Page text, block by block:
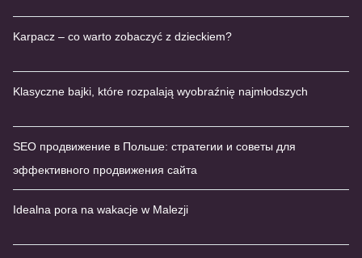
Karpacz – co warto zobaczyć z dzieckiem?
Klasyczne bajki, które rozpalają wyobraźnię najmłodszych
SEO продвижение в Польше: стратегии и советы для
эффективного продвижения сайта
Idealna pora na wakacje w Malezji